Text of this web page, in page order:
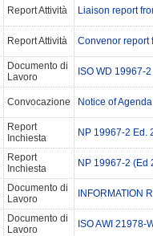
Report Attività Liaison report
Report Attività Convenor report
Documento di
Lavoro
ISO WD 19967-
Convocazione Notice of
Report
Inchiesta
NP 19967-2 Ed.
Report
Inchiesta
NP 19967-2 (Ed
Documento di
Lavoro
INFORMATION
Documento di
Lavoro
ISO AWI 21978-